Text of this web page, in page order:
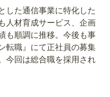
した通信事業に特化した
人材育成サービス、企画
も順調に推移。今後も事
転職』にて正社員の募集
今回は総合職を採用され